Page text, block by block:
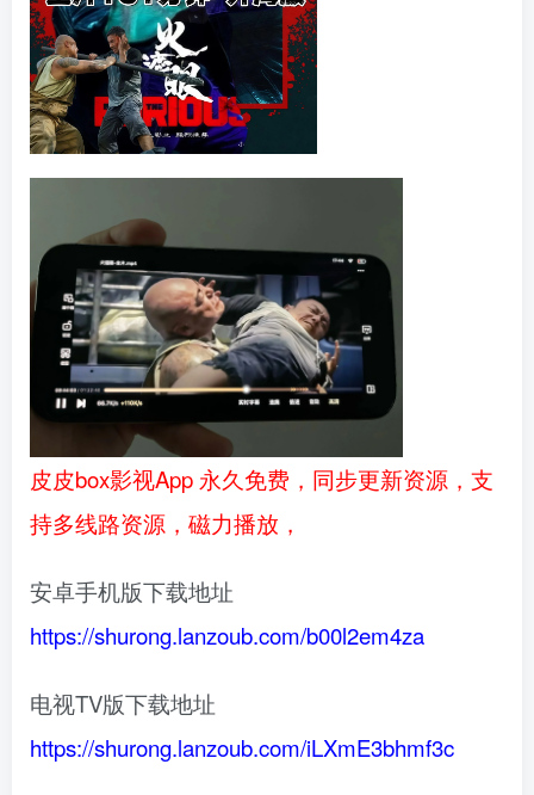
皮皮box影视App 永久免费，同步更新资源，支
持多线路资源，磁力播放，
安卓手机版下载地址
https://shurong.lanzoub.com/b00l2em4za
电视TV版下载地址
https://shurong.lanzoub.com/iLXmE3bhmf3c